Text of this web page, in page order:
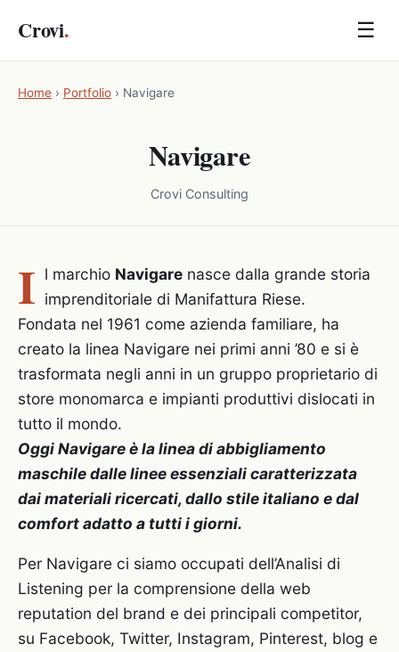
Crovi. ☰
Home › Portfolio › Navigare
Navigare
Crovi Consulting
I l marchio Navigarenasce dalla grande storia
imprenditoriale di Manifattura Riese.
Fondata nel 1961 come azienda familiare, ha
creato la linea Navigare nei primi anni ’80 e si è
trasformata negli anni in un gruppo proprietario di
store monomarca e impianti produttivi dislocati in
tutto il mondo.
Oggi Navigare è la linea di abbigliamento
maschile dalle linee essenziali caratterizzata
dai materiali ricercati, dallo stile italiano e dal
comfort adatto a tutti i giorni.
Per Navigare ci siamo occupati dell’Analisi di
Listening per la comprensione della web
reputation del brand e dei principali competitor,
su Facebook, Twitter, Instagram, Pinterest, blog e